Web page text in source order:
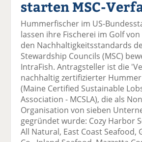
starten MSC-
Hummerfischer im US-
lassen ihre Fischerei im Golf
den Nachhaltigkeitsstandards
Stewardship Councils (MSC)
IntraFish. Antragsteller ist die
nachhaltig zertifizierter
(Maine Certified Sustainable
Association - MCSLA), die als
Organisation von sieben
gegründet wurde: Cozy Harbor
All Natural, East Coast Seafood,